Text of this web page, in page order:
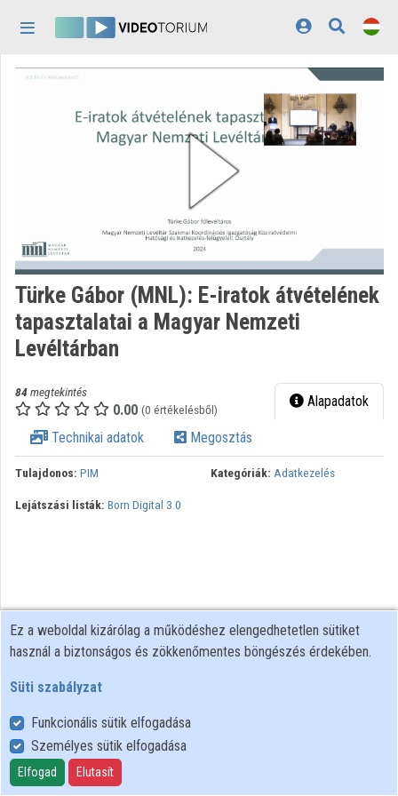
Kezdőlap
Bejelentkezés
Lejátszási listák
Intézmények
Közreműködők
Megjelenés:világos
Türke Gábor (MNL): E-iratok átvételének
tapasztalatai a Magyar Nemzeti
Levéltárban
84megtekintés
0.00 (0 értékelésből) Alapadatok
Technikai adatok Megosztás
Tulajdonos: PIM Kategóriák: Adatkezelés
Lejátszási listák: Born Digital 3.0
Felhasználói szabályzat
Adatkezelési tájékoztató
Süti szabályzat
Ez a weboldal kizárólag a működéshez elengedhetetlen sütiket
használ a biztonságos és zökkenőmentes böngészés érdekében.
Süti szabályzat
Funkcionális sütik elfogadása
Személyes sütik elfogadása
Elfogad Elutasít